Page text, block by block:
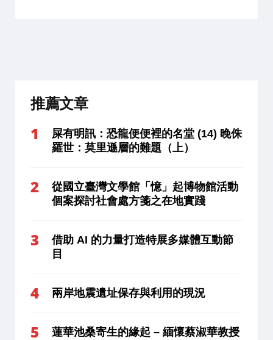
推薦文章
屎有明訊：恐龍便便裡的名堂 (14) 晚侏
羅世：莫里遜層的難題（上）
從國立臺灣文學館「憶」起博物館活動
個案探討社會處方箋之在地實踐
借助 AI 的力量打造特展多媒體互動節
目
兩岸地震遺址保存與利用的現況
蓮華池桑寄生的緣起 – 緬懷蔡淑華教授